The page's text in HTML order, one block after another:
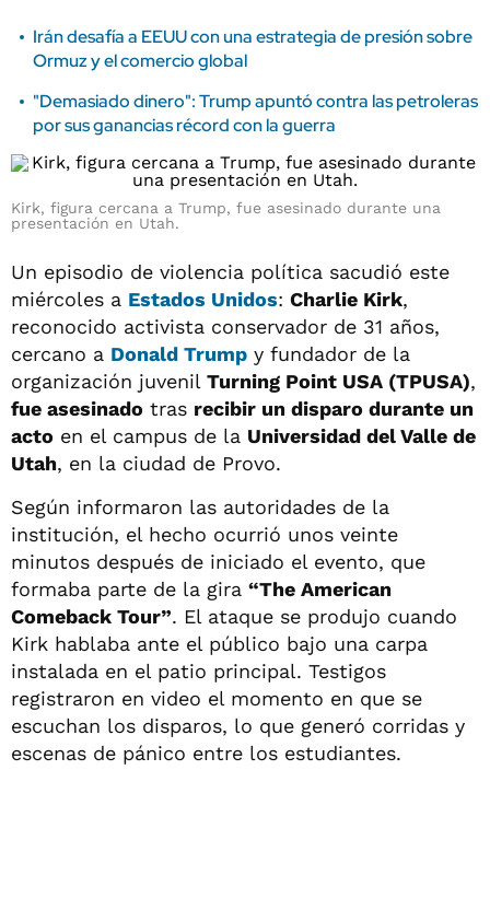
Irán desafía a EEUU con una estrategia de presión sobre
Ormuz y el comercio global
"Demasiado dinero": Trump apuntó contra las petroleras
por sus ganancias récord con la guerra
Kirk, figura cercana a Trump, fue asesinado durante una
presentación en Utah.
Un episodio de violencia política sacudió este
miércoles a Estados Unidos: Charlie Kirk,
reconocido activista conservador de 31 años,
cercano a Donald Trump y fundador de la
organización juvenil Turning Point USA (TPUSA),
fue asesinado tras recibir un disparo durante un
acto en el campus de la Universidad del Valle de
Utah, en la ciudad de Provo.
Según informaron las autoridades de la
institución, el hecho ocurrió unos veinte
minutos después de iniciado el evento, que
formaba parte de la gira “The American
Comeback Tour”. El ataque se produjo cuando
Kirk hablaba ante el público bajo una carpa
instalada en el patio principal. Testigos
registraron en video el momento en que se
escuchan los disparos, lo que generó corridas y
escenas de pánico entre los estudiantes.